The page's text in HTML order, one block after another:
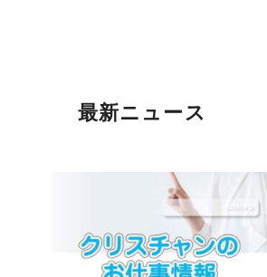
最新ニュース